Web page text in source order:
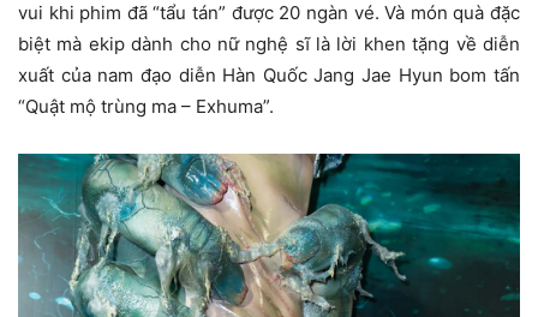
vui khi phim đã “tẩu tán” được 20 ngàn vé. Và món quà đặc
biệt mà ekip dành cho nữ nghệ sĩ là lời khen tặng về diễn
xuất của nam đạo diễn Hàn Quốc Jang Jae Hyun bom tấn
“Quật mộ trùng ma – Exhuma”.